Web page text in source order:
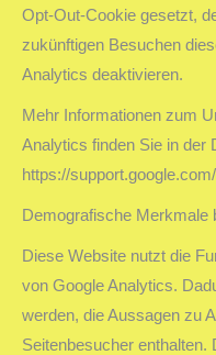
Opt-Out-Cookie gesetzt,
zukünftigen Besuchen
Analytics deaktivieren.
Mehr Informationen zum
Analytics finden Sie in der
https://
Demografische Merkmale
Diese Website nutzt die
von Google Analytics.
werden, die Aussagen zu
Seitenbesucher